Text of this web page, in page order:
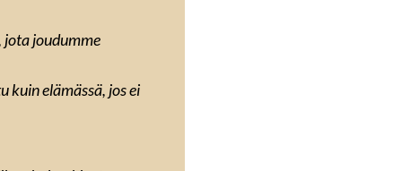
jota joudumme
kuin elämässä, jos ei